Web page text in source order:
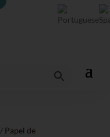
/ Papel de